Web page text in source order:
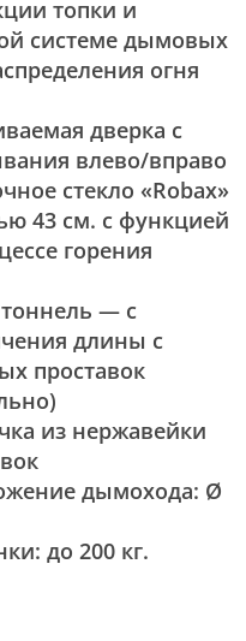
топки и
системе дымовых
огня
дверка с
влево/вправо
стекло «Robax»
43 см. с функцией
горения
— с
длины с
проставок
из нержавейки
дымохода: Ø
до 200 кг.